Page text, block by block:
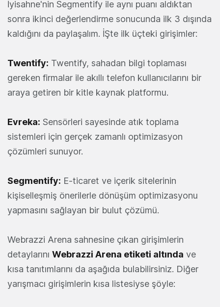
İyisahne'nin Segmentify ile aynı puanı aldıktan
sonra ikinci değerlendirme sonucunda ilk 3 dışında
kaldığını da paylaşalım. İŞte ilk üçteki girişimler:
Twentify: Twentify, sahadan bilgi toplaması
gereken firmalar ile akıllı telefon kullanıcılarını bir
araya getiren bir kitle kaynak platformu.
Evreka: Sensörleri sayesinde atık toplama
sistemleri için gerçek zamanlı optimizasyon
çözümleri sunuyor.
Segmentify: E-ticaret ve içerik sitelerinin
kişiselleşmiş önerilerle dönüşüm optimizasyonu
yapmasını sağlayan bir bulut çözümü.
Webrazzi Arena sahnesine çıkan girişimlerin
detaylarını Webrazzi Arena etiketi altında ve
kısa tanıtımlarını da aşağıda bulabilirsiniz. Diğer
yarışmacı girişimlerin kısa listesiyse şöyle: